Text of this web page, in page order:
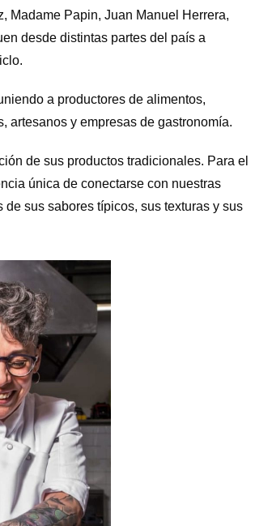
Madame Papin, Juan Manuel Herrera,
desde distintas partes del país a
a productores de alimentos,
artesanos y empresas de gastronomía.
de sus productos tradicionales. Para el
única de conectarse con nuestras
sus sabores típicos, sus texturas y sus